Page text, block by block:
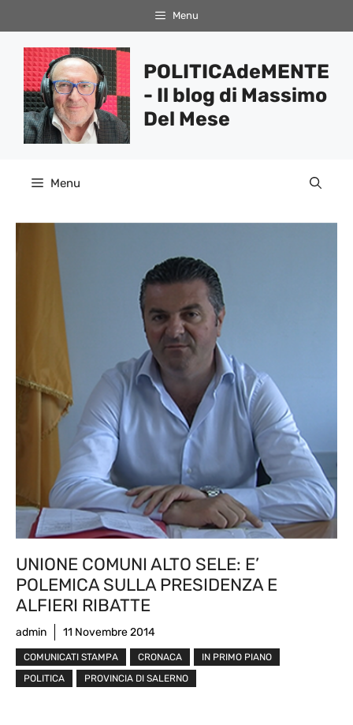
al
contenuto
Menu
POLITICAdeMENTE
- Il blog di Massimo
Del Mese
Menu
UNIONE COMUNI ALTO SELE: E’
POLEMICA SULLA PRESIDENZA E
ALFIERI RIBATTE
admin 11 Novembre 2014
COMUNICATI STAMPA CRONACA
IN PRIMO PIANO
POLITICA
PROVINCIA DI SALERNO